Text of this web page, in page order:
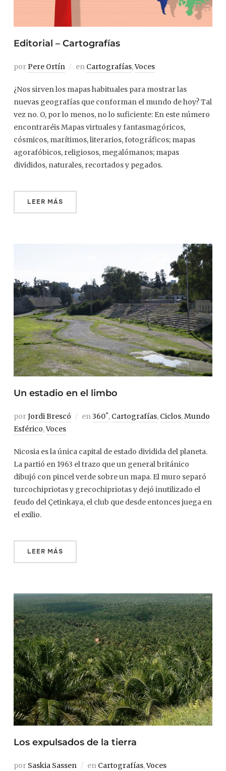
Editorial – Cartografías
porPere Ortín en Cartografías,Voces
¿Nos sirven los mapas habituales para mostrar las
nuevas geografías que conforman el mundo de hoy? Tal
vez no. O, por lo menos, no lo suficiente: En este número
encontraréis Mapas virtuales y fantasmagóricos,
cósmicos, marítimos, literarios, fotográficos; mapas
agorafóbicos, religiosos, megalómanos; mapas
divididos, naturales, recortados y pegados.
LEER MÁS
Un estadio en el limbo
porJordi Brescó en360˚, Cartografías, Ciclos,Mundo
Esférico,Voces
Nicosia es la única capital de estado dividida del planeta.
La partió en 1963 el trazo que un general británico
dibujó con pincel verde sobre un mapa. El muro separó
turcochipriotas y grecochipriotas y dejó inutilizado el
feudo del Çetinkaya, el club que desde entonces juega en
el exilio.
LEER MÁS
Los expulsados de la tierra
por Saskia Sassen en Cartografías,Voces